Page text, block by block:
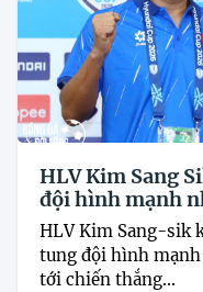
HLV Kim Sang
đội hình mạnh
HLV Kim Sang-sik
tung đội hình
tới chiến thắng...